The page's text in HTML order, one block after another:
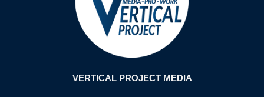
VERTICAL PROJECT MEDIA